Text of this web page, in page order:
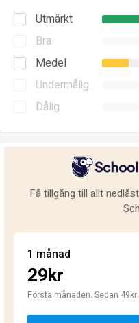
Utmärkt
Bra
Medel
Undermålig
Dålig
Få tillgång till allt
1 månad
29kr
Första månaden. Sedan